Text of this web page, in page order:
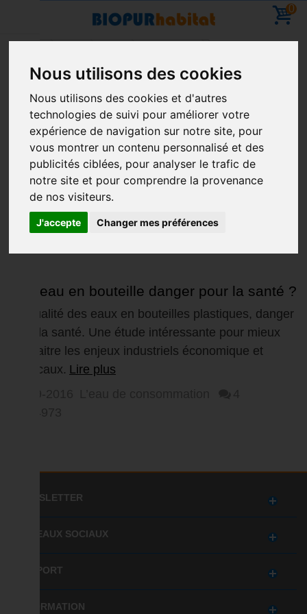
Nous utilisons des cookies
Nous utilisons des cookies et d'autres
technologies de suivi pour améliorer votre
expérience de navigation sur notre site, pour
vous montrer un contenu personnalisé et des
publicités ciblées, pour analyser le trafic de
notre site et pour comprendre la provenance
de nos visiteurs.
J'accepte Changer mes préférences
0
livraisons le 11 Aout
ARCHIVE POUR SEPTEMBRE, 2016
De l’eau en bouteille danger pour la santé ?
La qualité des eaux en bouteilles plastiques, danger
pour la santé. Une étude intéressante pour mieux
connaitre les enjeux industriels économique et
médicaux. Lire plus
NEWSLETTER
RÉSEAUX SOCIAUX
SUPPORT
INFORMATION